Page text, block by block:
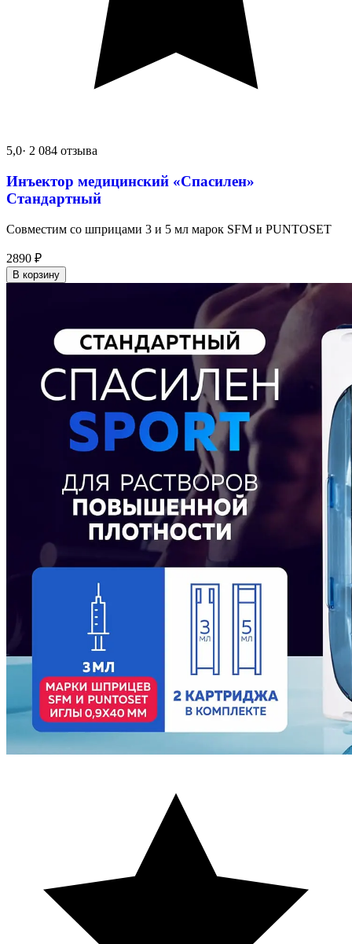
5,0· 2 084 отзыва
Инъектор медицинский «Спасилен»
Стандартный
Совместим со шприцами 3 и 5 мл марок SFM и PUNTOSET
2890 ₽
В корзину